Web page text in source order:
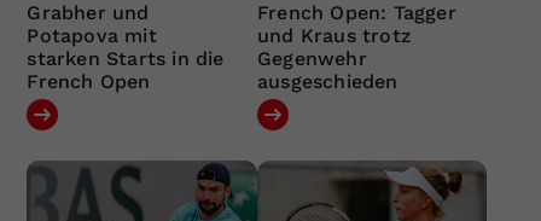
Grabher und
Potapova mit
starken Starts in die
French Open
French Open: Tagger
und Kraus trotz
Gegenwehr
ausgeschieden